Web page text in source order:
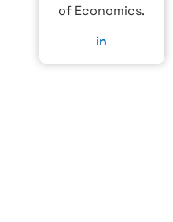
of Economics.
in